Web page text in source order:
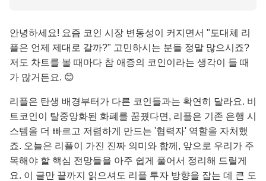
안녕하세요! 요즘 코인 시장 변동성이 커지면서 "도대체 리
플은 언제 제대로 갈까?" 고민하시는 분들 정말 많으시죠?
저도 차트를 볼 때마다 참 애증의 코인이라는 생각이 들 때
가 많거든요. 😊
리플은 탄생 배경부터가 다른 코인들과는 확연히 달라요. 비
트코인이 탈중앙화된 화폐를 꿈꿨다면, 리플은 기존 은행 시
스템을 더 빠르고 저렴하게 만드는 '협력자' 역할을 자처했
죠. 오늘은 리플이 가진 진짜 의미와 함께, 앞으로 우리가 주
목해야 할 핵심 전망들을 아주 쉽게 풀어서 정리해 드릴게
요. 이 글만 끝까지 읽으셔도 리플 투자 방향을 잡는 데 큰 도